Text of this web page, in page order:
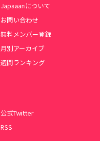
Japaaanについて
お問い合わせ
無料メンバー登録
月別アーカイブ
週間ランキング
公式Twitter
RSS